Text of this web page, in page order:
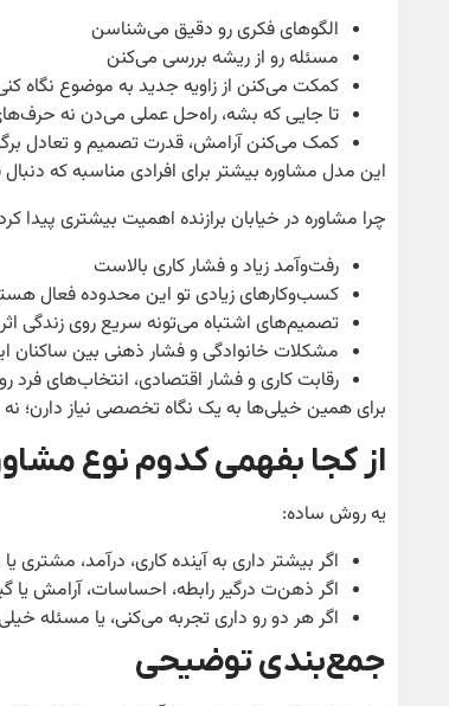
الگوهای فکری رو دقیق می‌شناسن
مسئله رو از ریشه بررسی می‌کنن
کمکت می‌کنن از زاویه جدید به موضوع نگاه
تا جایی که بشه، راه‌حل‌ عملی می‌دن نه
کمک می‌کنن آرامش، قدرت تصمیم و تعادل
این مدل مشاوره بیشتر برای افرادی مناسبه که
چرا مشاوره در خیابان برازنده اهمیت بیشتری پیدا
رفت‌وآمد زیاد و فشار کاری بالاست
کسب‌وکارهای زیادی تو این محدوده فعال
تصمیم‌های اشتباه می‌تونه سریع روی زندگی اثر
مشکلات خانوادگی و فشار ذهنی بین ساکنان
رقابت کاری و فشار اقتصادی، انتخاب‌های
برای همین خیلی‌ها به یک نگاه تخصصی نیاز دارن؛ نه
از کجا بفهمی کدوم نوع
یه روش ساده:
اگر بیشتر داری به آینده کاری، درآمد،
اگر ذهن‌ت درگیر رابطه، احساسات، آرامش
اگر هر دو رو داری تجربه می‌کنی، یا
جمع‌بندی توضیحی